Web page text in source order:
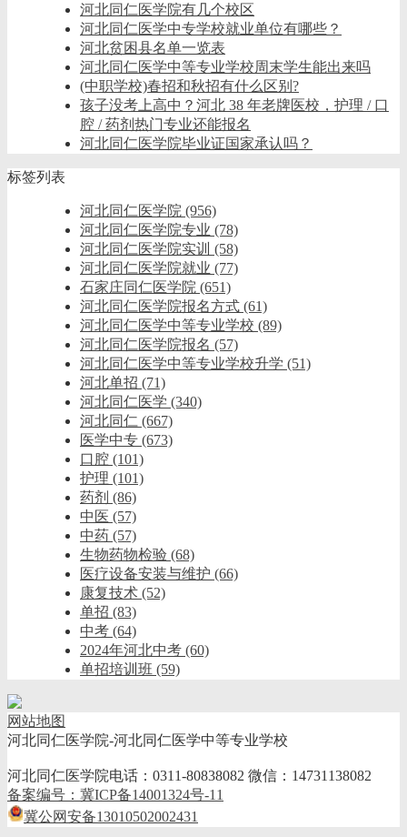
河北同仁医学院有几个校区
河北同仁医学中专学校就业单位有哪些？
河北贫困县名单一览表
河北同仁医学中等专业学校周末学生能出来吗
(中职学校)春招和秋招有什么区别?
孩子没考上高中？河北 38 年老牌医校，护理 / 口
腔 / 药剂热门专业还能报名
河北同仁医学院毕业证国家承认吗？
标签列表
河北同仁医学院 (956)
河北同仁医学院专业 (78)
河北同仁医学院实训 (58)
河北同仁医学院就业 (77)
石家庄同仁医学院 (651)
河北同仁医学院报名方式 (61)
河北同仁医学中等专业学校 (89)
河北同仁医学院报名 (57)
河北同仁医学中等专业学校升学 (51)
河北单招 (71)
河北同仁医学 (340)
河北同仁 (667)
医学中专 (673)
口腔 (101)
护理 (101)
药剂 (86)
中医 (57)
中药 (57)
生物药物检验 (68)
医疗设备安装与维护 (66)
康复技术 (52)
单招 (83)
中考 (64)
2024年河北中考 (60)
单招培训班 (59)
网站地图
河北同仁医学院-河北同仁医学中等专业学校
河北同仁医学院电话：0311-80838082 微信：14731138082
备案编号：冀ICP备14001324号-11
冀公网安备13010502002431